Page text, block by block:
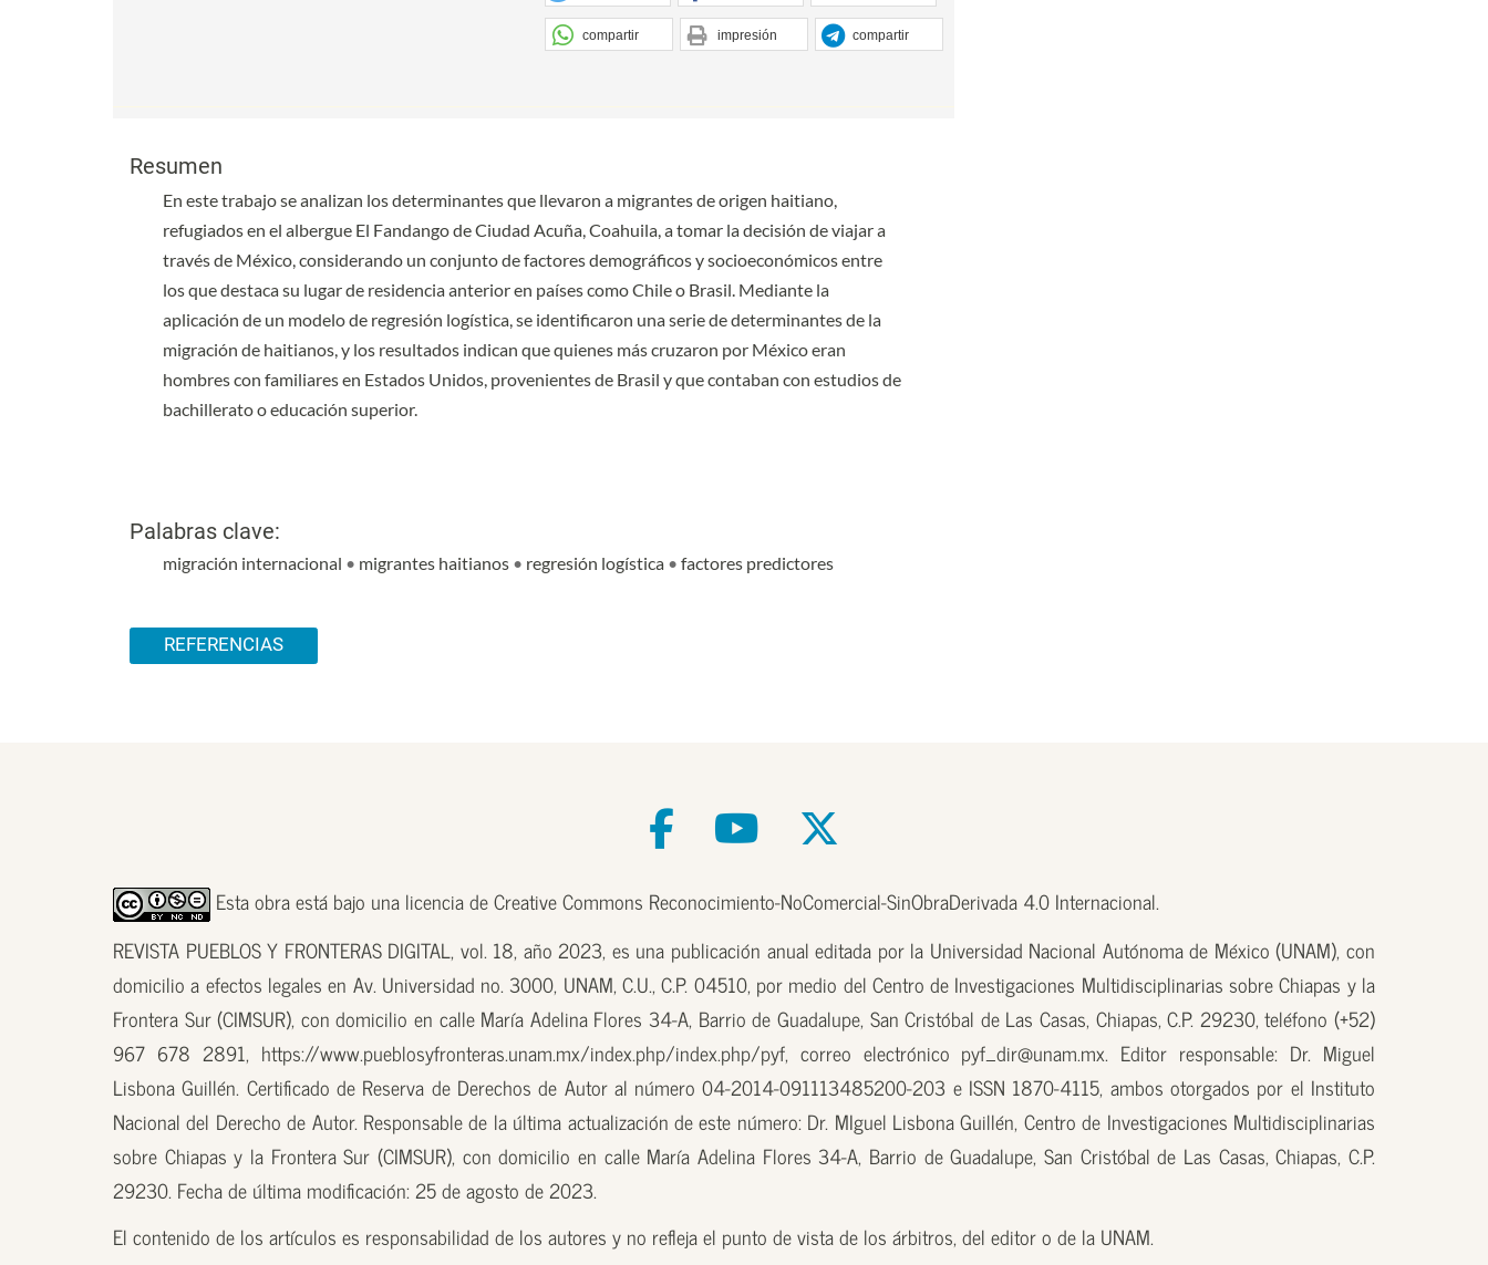
compartir impresión compartir
Resumen
En este trabajo se analizan los determinantes que llevaron a migrantes de origen haitiano,
refugiados en el albergue El Fandango de Ciudad Acuña, Coahuila, a tomar la decisión de viajar a
través de México, considerando un conjunto de factores demográficos y socioeconómicos entre
los que destaca su lugar de residencia anterior en países como Chile o Brasil. Mediante la
aplicación de un modelo de regresión logística, se identificaron una serie de determinantes de la
migración de haitianos, y los resultados indican que quienes más cruzaron por México eran
hombres con familiares en Estados Unidos, provenientes de Brasil y que contaban con estudios de
bachillerato o educación superior.
Palabras clave:
migración internacional • migrantes haitianos • regresión logística • factores predictores
REFERENCIAS
Esta obra está bajo una licencia de Creative Commons Reconocimiento-NoComercial-SinObraDerivada 4.0 Internacional.
REVISTA PUEBLOS Y FRONTERAS DIGITAL, vol. 18, año 2023, es una publicación anual editada por la Universidad Nacional Autónoma de México (UNAM), con
domicilio a efectos legales en Av. Universidad no. 3000, UNAM, C.U., C.P. 04510, por medio del Centro de Investigaciones Multidisciplinarias sobre Chiapas y la
Frontera Sur (CIMSUR), con domicilio en calle María Adelina Flores 34-A, Barrio de Guadalupe, San Cristóbal de Las Casas, Chiapas, C.P. 29230, teléfono (+52)
967 678 2891, https://www.pueblosyfronteras.unam.mx/index.php/index.php/pyf, correo electrónico pyf_dir@unam.mx. Editor responsable: Dr. Miguel
Lisbona Guillén. Certificado de Reserva de Derechos de Autor al número 04-2014-091113485200-203 e ISSN 1870-4115, ambos otorgados por el Instituto
Nacional del Derecho de Autor. Responsable de la última actualización de este número: Dr. MIguel Lisbona Guillén, Centro de Investigaciones Multidisciplinarias
sobre Chiapas y la Frontera Sur (CIMSUR), con domicilio en calle María Adelina Flores 34-A, Barrio de Guadalupe, San Cristóbal de Las Casas, Chiapas, C.P.
29230. Fecha de última modificación: 25 de agosto de 2023.
El contenido de los artículos es responsabilidad de los autores y no refleja el punto de vista de los árbitros, del editor o de la UNAM.